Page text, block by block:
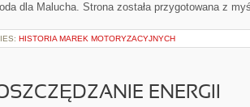
dla Malucha. Strona została przygotowana z
HISTORIA MAREK MOTORYZACYJNYCH
ENERGII